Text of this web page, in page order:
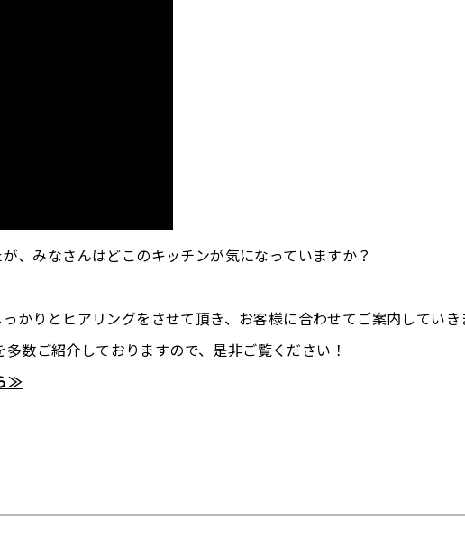
、みなさんはどこのキッチンが気になっていますか？
かりとヒアリングをさせて頂き、お客様に合わせてご案内していき
数ご紹介しておりますので、是非ご覧ください！
≫